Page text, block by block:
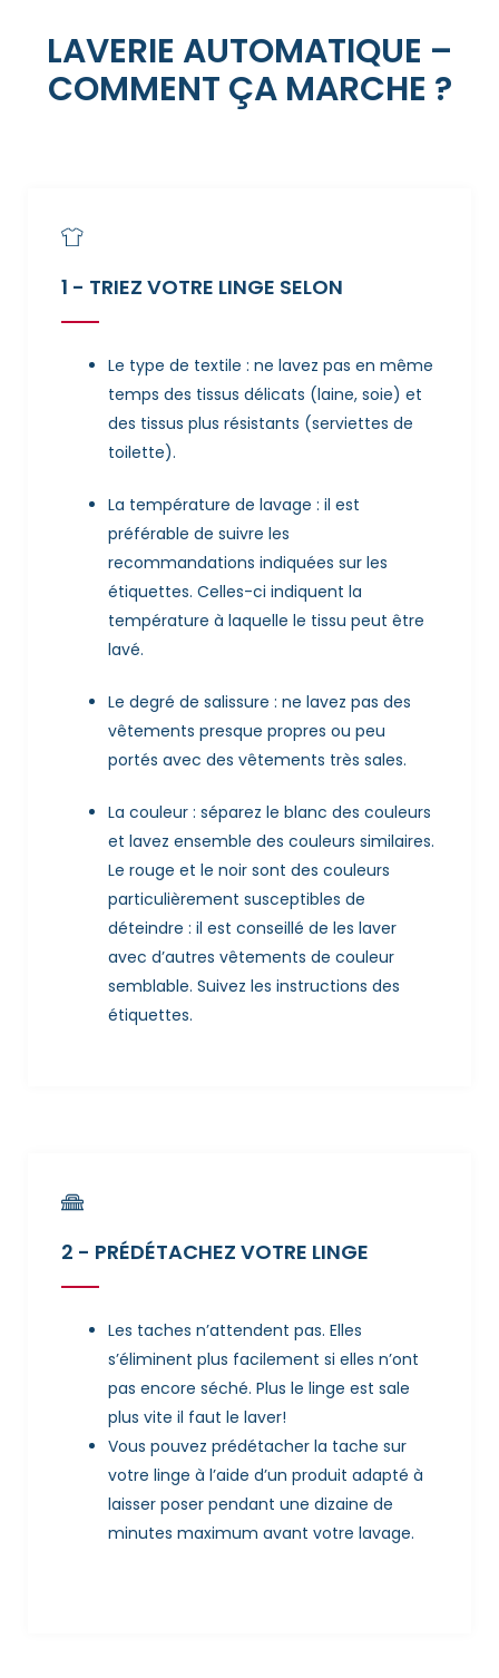
LAVERIE AUTOMATIQUE –
COMMENT ÇA MARCHE ?
1 - TRIEZ VOTRE LINGE SELON
Le type de textile : ne lavez pas en même
temps des tissus délicats (laine, soie) et
des tissus plus résistants (serviettes de
toilette).
La température de lavage : il est
préférable de suivre les
recommandations indiquées sur les
étiquettes. Celles-ci indiquent la
température à laquelle le tissu peut être
lavé.
Le degré de salissure : ne lavez pas des
vêtements presque propres ou peu
portés avec des vêtements très sales.
La couleur : séparez le blanc des couleurs
et lavez ensemble des couleurs similaires.
Le rouge et le noir sont des couleurs
particulièrement susceptibles de
déteindre : il est conseillé de les laver
avec d’autres vêtements de couleur
semblable. Suivez les instructions des
étiquettes.
2 - PRÉDÉTACHEZ VOTRE LINGE
Les taches n’attendent pas. Elles
s’éliminent plus facilement si elles n’ont
pas encore séché. Plus le linge est sale
plus vite il faut le laver!
Vous pouvez prédétacher la tache sur
votre linge à l’aide d’un produit adapté à
laisser poser pendant une dizaine de
minutes maximum avant votre lavage.